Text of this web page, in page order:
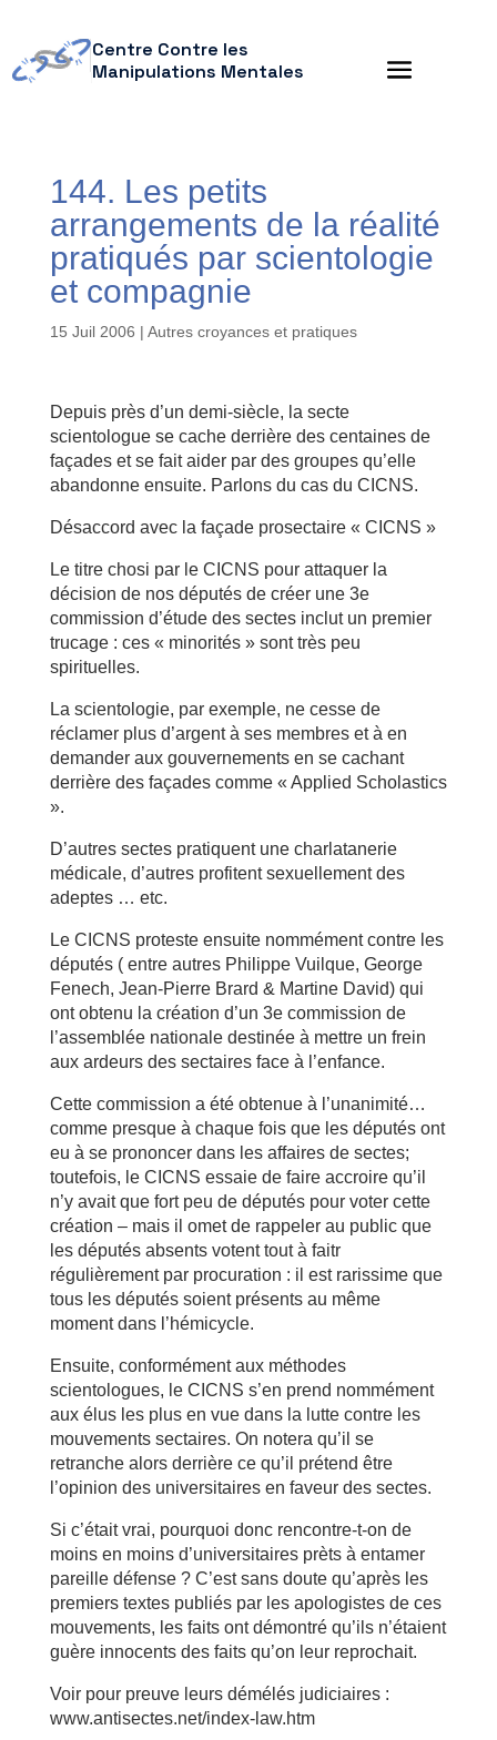
Centre Contre les
Manipulations Mentales
144. Les petits
arrangements de la réalité
pratiqués par scientologie
et compagnie
15 Juil 2006 | Autres croyances et pratiques
Depuis près d’un demi-siècle, la secte
scientologue se cache derrière des centaines de
façades et se fait aider par des groupes qu’elle
abandonne ensuite. Parlons du cas du CICNS.
Désaccord avec la façade prosectaire « CICNS »
Le titre chosi par le CICNS pour attaquer la
décision de nos députés de créer une 3e
commission d’étude des sectes inclut un premier
trucage : ces « minorités » sont très peu
spirituelles.
La scientologie, par exemple, ne cesse de
réclamer plus d’argent à ses membres et à en
demander aux gouvernements en se cachant
derrière des façades comme « Applied Scholastics
».
D’autres sectes pratiquent une charlatanerie
médicale, d’autres profitent sexuellement des
adeptes … etc.
Le CICNS proteste ensuite nommément contre les
députés ( entre autres Philippe Vuilque, George
Fenech, Jean-Pierre Brard & Martine David) qui
ont obtenu la création d’un 3e commission de
l’assemblée nationale destinée à mettre un frein
aux ardeurs des sectaires face à l’enfance.
Cette commission a été obtenue à l’unanimité…
comme presque à chaque fois que les députés ont
eu à se prononcer dans les affaires de sectes;
toutefois, le CICNS essaie de faire accroire qu’il
n’y avait que fort peu de députés pour voter cette
création – mais il omet de rappeler au public que
les députés absents votent tout à faitr
régulièrement par procuration : il est rarissime que
tous les députés soient présents au même
moment dans l’hémicycle.
Ensuite, conformément aux méthodes
scientologues, le CICNS s’en prend nommément
aux élus les plus en vue dans la lutte contre les
mouvements sectaires. On notera qu’il se
retranche alors derrière ce qu’il prétend être
l’opinion des universitaires en faveur des sectes.
Si c’était vrai, pourquoi donc rencontre-t-on de
moins en moins d’universitaires prèts à entamer
pareille défense ? C’est sans doute qu’après les
premiers textes publiés par les apologistes de ces
mouvements, les faits ont démontré qu’ils n’étaient
guère innocents des faits qu’on leur reprochait.
Voir pour preuve leurs démélés judiciaires :
www.antisectes.net/index-law.htm